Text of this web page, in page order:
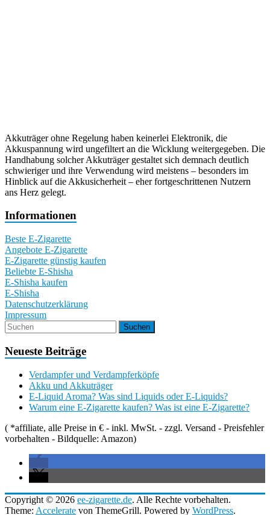
Akkuträger ohne Regelung haben keinerlei Elektronik, die
Akkuspannung wird ungefiltert an die Wicklung weitergegeben. Die
Handhabung solcher Akkuträger gestaltet sich demnach deutlich
schwieriger und ihre Verwendung wird meistens – besonders im
Hinblick auf die Akkusicherheit – eher fortgeschrittenen Nutzern
ans Herz gelegt.
Informationen
Beste E-Zigarette
Angebote E-Zigarette
E-Zigarette günstig kaufen
Beliebte E-Shisha
E-Shisha kaufen
E-Shisha
Datenschutzerklärung
Impressum
Neueste Beiträge
Verdampfer und Verdampferköpfe
Akku und Akkuträger
E-Liquid Aroma? Was sind Liquids oder E-Liquids?
Warum eine E-Zigarette kaufen? Was ist eine E-Zigarette?
( *affiliate, alle Preise in € - inkl. MwSt. - zzgl. Versand - Preisfehler
vorbehalten - Bildquelle: Amazon)
Copyright © 2026 ee-zigarette.de. Alle Rechte vorbehalten.
Theme: Accelerate von ThemeGrill. Powered by WordPress.